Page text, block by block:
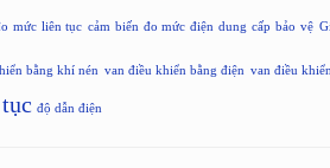
mức liên tục cảm biến đo mức điện dung cấp bảo vệ
bằng khí nén van điều khiển bằng điện van điều
độ dẫn điện